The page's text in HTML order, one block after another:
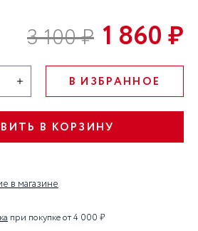
3 100 ₽ 1 860 ₽
В ИЗБРАННОЕ
В КОРЗИНУ
в магазине
при покупке от 4 000 ₽